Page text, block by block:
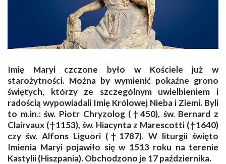
Imię Maryi czczone było w Kościele już w
starożytności. Można by wymienić pokaźne grono
świętych, którzy ze szczególnym uwielbieniem i
radością wypowiadali Imię Królowej Nieba i Ziemi. Byli
to m.in.: św. Piotr Chryzolog (†450), św. Bernard z
Clairvaux (†1153), św. Hiacynta z Marescotti (†1640)
czy św. Alfons Liguori (†1787). W liturgii święto
Imienia Maryi pojawiło się w 1513 roku na terenie
Kastylii (Hiszpania). Obchodzono je 17 października.